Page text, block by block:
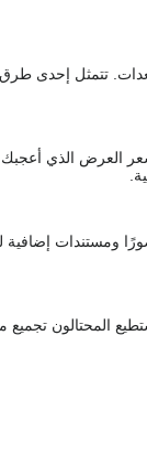
تتمثل إحدى
العرض الذي
ومستندات إضافية
المحتالون تجميع